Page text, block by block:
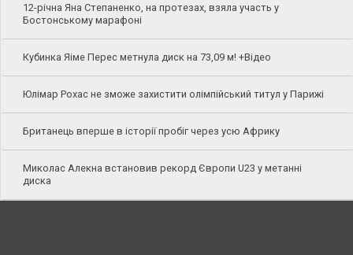
12-річна Яна Степаненко, на протезах, взяла участь у
Бостонському марафоні
Кубинка Яіме Перес метнула диск на 73,09 м! +Відео
Юлімар Рохас не зможе захистити олімпійський титул у Парижі
Британець вперше в історії пробіг через усю Африку
Миколас Алекна встановив рекорд Європи U23 у метанні
диска